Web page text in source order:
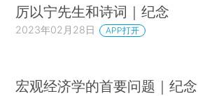
厉以宁先生和诗词｜纪念
2023年02月28日 APP打开
宏观经济学的首要问题｜纪念